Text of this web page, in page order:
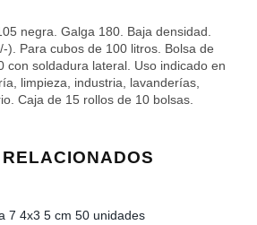
negra. Galga 180. Baja densidad.
). Para cubos de 100 litros. Bolsa de
con soldadura lateral. Uso indicado en
limpieza, industria, lavanderías,
Caja de 15 rollos de 10 bolsas.